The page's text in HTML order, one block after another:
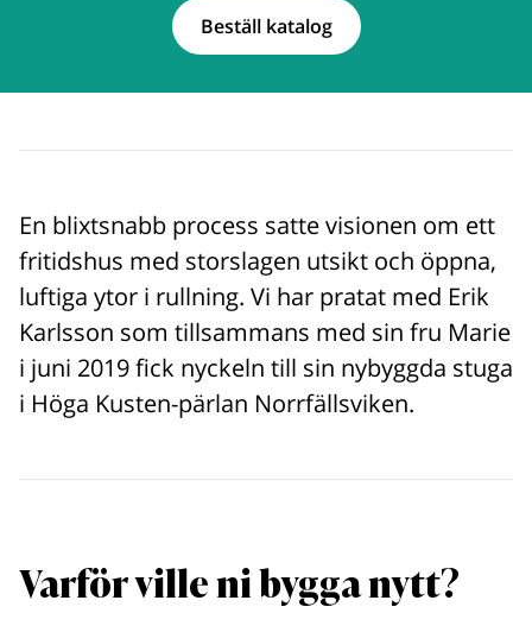
Beställ katalog
En blixtsnabb process satte visionen om ett
fritidshus med storslagen utsikt och öppna,
luftiga ytor i rullning. Vi har pratat med Erik
Karlsson som tillsammans med sin fru Marie
i juni 2019 fick nyckeln till sin nybyggda stuga
i Höga Kusten-pärlan Norrfällsviken.
Varför ville ni bygga nytt?